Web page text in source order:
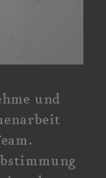
und